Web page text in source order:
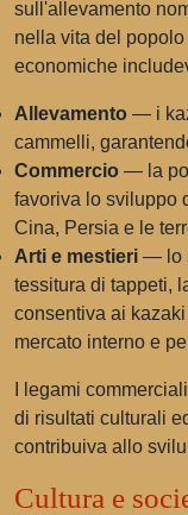
sull'allevamento
nella vita del
economiche
Allevamento — i
cammelli,
Commercio — la
favoriva lo sviluppo
Cina, Persia e le
Arti e mestieri — lo
tessitura di tappeti,
consentiva ai
mercato interno e
I legami
di risultati culturali
contribuiva allo
Cultura e